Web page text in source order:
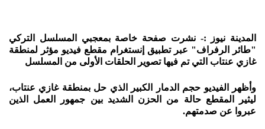
المدينة نيوز :- نشرت صفحة خاصة بمعجبي المسلسل التركي
"طائر الرفراف" عبر تطبيق إنستغرام مقطع فيديو مؤثر لمنطقة
غازي عنتاب التي تم فيها تصوير الحلقات الأولى من المسلسل
وأظهر الفيديو حجم الدمار الكبير الذي حل بمنطقة غازي عنتاب،
ليثير المقطع حالة من الحزن الشديد بين جمهور العمل الذين
عبروا عن صدمتهم.